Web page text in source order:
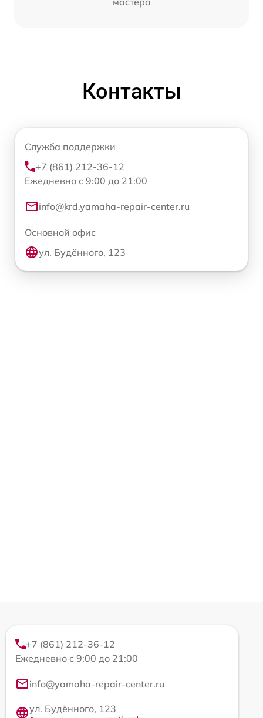
Контакты
Служба поддержки
+7 (861) 212-36-12
Ежедневно с 9:00 до 21:00
info@krd.yamaha-repair-center.ru
Основной офис
ул. Будённого, 123
+7 (861) 212-36-12
Ежедневно с 9:00 до 21:00
info@yamaha-repair-center.ru
ул. Будённого, 123